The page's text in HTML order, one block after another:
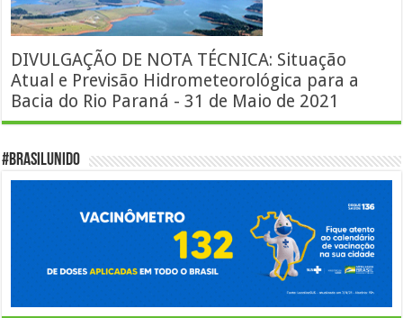
DIVULGAÇÃO DE NOTA TÉCNICA: Situação
Atual e Previsão Hidrometeorológica para a
Bacia do Rio Paraná - 31 de Maio de 2021
#BrasilUnido